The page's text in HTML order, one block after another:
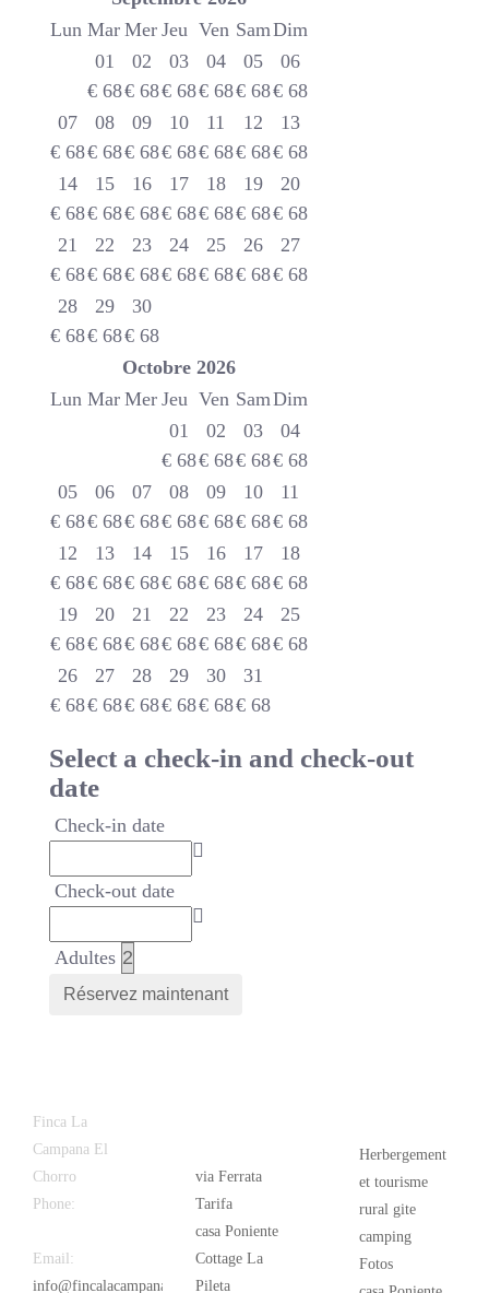
Lun Mar Mer Jeu Ven SamDim
01
€ 68
02
€ 68
03
€ 68
04
€ 68
05
€ 68
06
€ 68
07
€ 68
08
€ 68
09
€ 68
10
€ 68
11
€ 68
12
€ 68
13
€ 68
14
€ 68
15
€ 68
16
€ 68
17
€ 68
18
€ 68
19
€ 68
20
€ 68
21
€ 68
22
€ 68
23
€ 68
24
€ 68
25
€ 68
26
€ 68
27
€ 68
28
€ 68
29
€ 68
30
€ 68
Octobre 2026
Lun Mar Mer Jeu Ven SamDim
01
€ 68
02
€ 68
03
€ 68
04
€ 68
05
€ 68
06
€ 68
07
€ 68
08
€ 68
09
€ 68
10
€ 68
11
€ 68
12
€ 68
13
€ 68
14
€ 68
15
€ 68
16
€ 68
17
€ 68
18
€ 68
19
€ 68
20
€ 68
21
€ 68
22
€ 68
23
€ 68
24
€ 68
25
€ 68
26
€ 68
27
€ 68
28
€ 68
29
€ 68
30
€ 68
31
€ 68
Select a check-in and check-out
date
Check-in date
Check-out date
Adultes
Finca La
Campana El
Chorro
Phone:
Email:
info@fincalacampana.com
via Ferrata
Tarifa
casa Poniente
Cottage La
Pileta
Herbergement
et tourisme
rural gite
camping
Fotos